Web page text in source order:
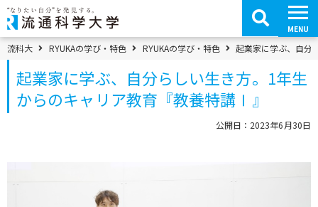
コ
ン
テ
ン
ツ
へ
移
MENU
パンくずメニュー
流科大 RYUKAの学び・特色 RYUKAの学び・特色 起業家に学ぶ、自分
起業家に学ぶ、自分らしい生き方。1年生
からのキャリア教育『教養特講Ⅰ』
公開日：2023年6月30日